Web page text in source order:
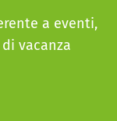
a eventi,
vacanza